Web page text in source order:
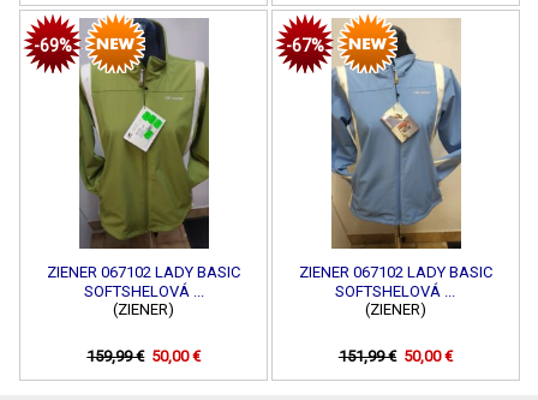
-69%
ZIENER 067102 LADY BASIC
SOFTSHELOVÁ ...
(ZIENER)
159,99 € 50,00 €
-67%
ZIENER 067102 LADY BASIC
SOFTSHELOVÁ ...
(ZIENER)
151,99 € 50,00 €